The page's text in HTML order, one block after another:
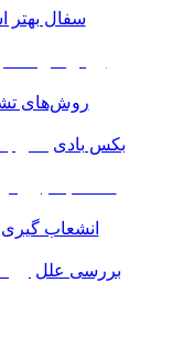
سفال بهتر
روش‌های
بکس بادی
انشعاب
بررسی علل